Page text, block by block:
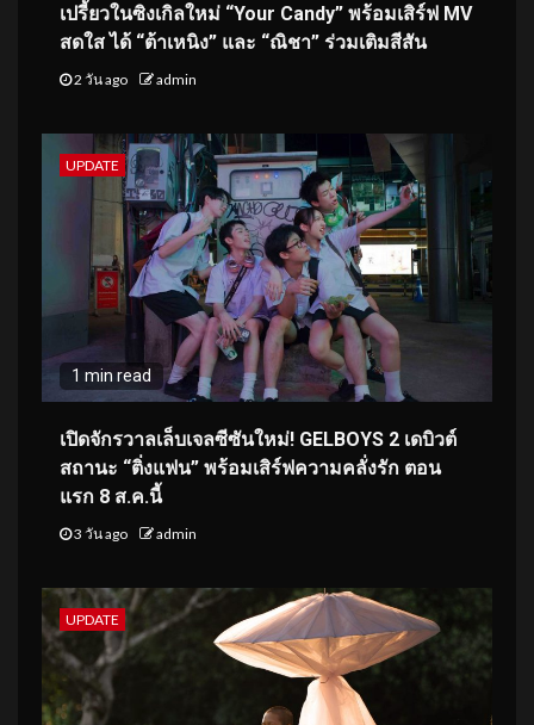
เปรี้ยวในซิงเกิลใหม่ “Your Candy” พร้อมเสิร์ฟ MV
สดใส ได้ “ต้าเหนิง” และ “ณิชา” ร่วมเติมสีสัน
2 วัน ago admin
UPDATE
1 min read
เปิดจักรวาลเล็บเจลซีซันใหม่! GELBOYS 2 เดบิวต์
สถานะ “ติ่งแฟน” พร้อมเสิร์ฟความคลั่งรัก ตอน
แรก 8 ส.ค.นี้
3 วัน ago admin
UPDATE